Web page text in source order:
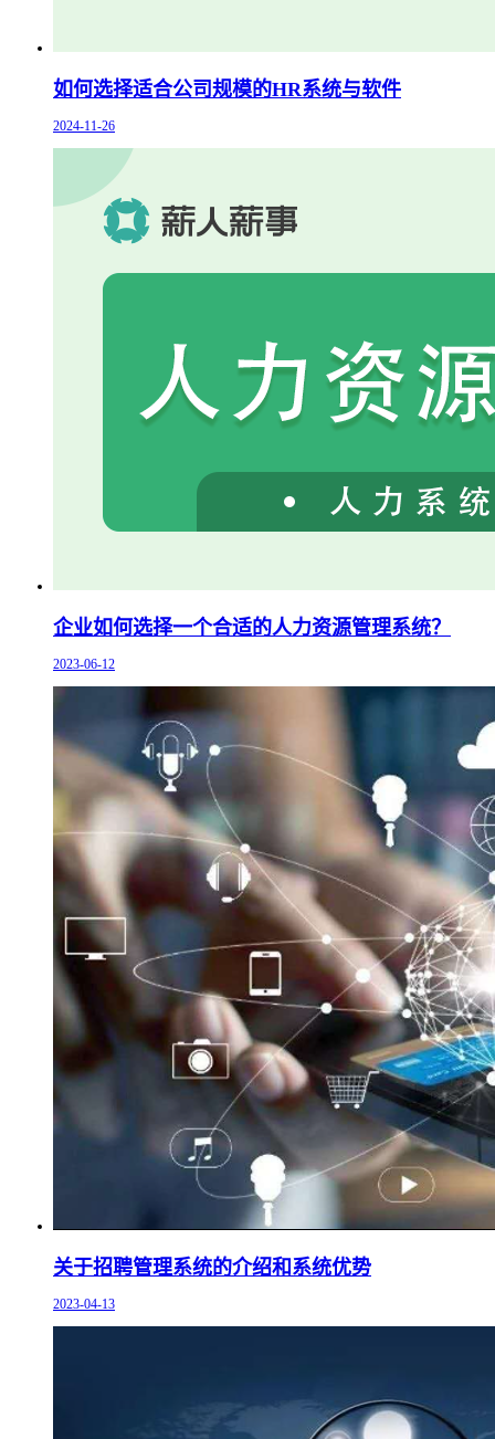
如何选择适合公司规模的HR系统与软件
2024-11-26
企业如何选择一个合适的人力资源管理系统？
2023-06-12
关于招聘管理系统的介绍和系统优势
2023-04-13